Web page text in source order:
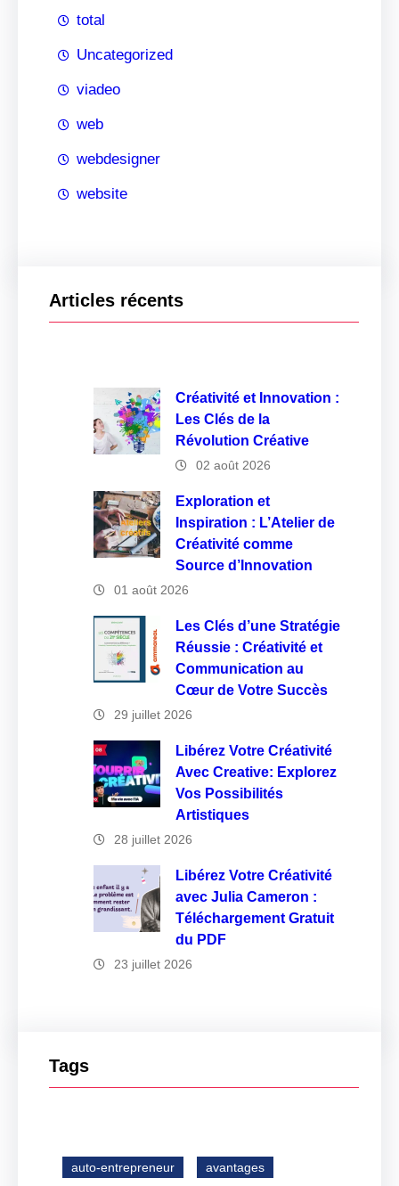
total
Uncategorized
viadeo
web
webdesigner
website
Articles récents
Créativité et Innovation :
Les Clés de la
Révolution Créative
02 août 2026
Exploration et
Inspiration : L’Atelier de
Créativité comme
Source d’Innovation
01 août 2026
Les Clés d’une Stratégie
Réussie : Créativité et
Communication au
Cœur de Votre Succès
29 juillet 2026
Libérez Votre Créativité
Avec Creative: Explorez
Vos Possibilités
Artistiques
28 juillet 2026
Libérez Votre Créativité
avec Julia Cameron :
Téléchargement Gratuit
du PDF
23 juillet 2026
Tags
auto-entrepreneur avantages